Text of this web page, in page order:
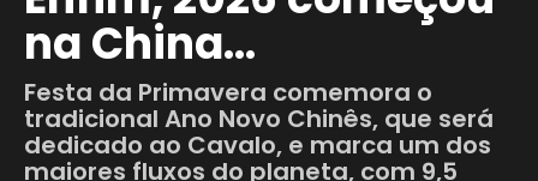
na China...
Festa da Primavera comemora o
tradicional Ano Novo Chinês, que será
dedicado ao Cavalo, e marca um dos
maiores fluxos do planeta, com 9,5